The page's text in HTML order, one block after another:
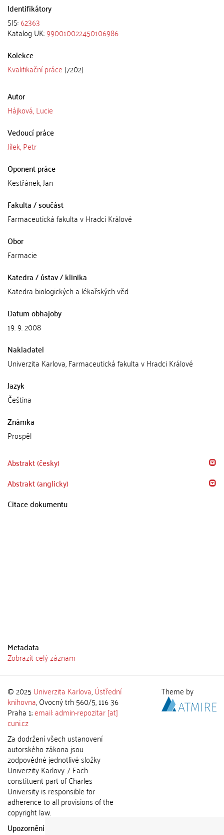
Identifikátory
SIS:62363
Katalog UK:990010022450106986
Kolekce
Kvalifikační práce [7202]
Autor
Hájková, Lucie
Vedoucí práce
Jílek, Petr
Oponent práce
Kestřánek, Jan
Fakulta / součást
Farmaceutická fakulta v Hradci Králové
Obor
Farmacie
Katedra / ústav / klinika
Katedra biologických a lékařských věd
Datum obhajoby
19. 9. 2008
Nakladatel
Univerzita Karlova, Farmaceutická fakulta v Hradci Králové
Jazyk
Čeština
Známka
Prospěl
Abstrakt (česky)
Abstrakt (anglicky)
Citace dokumentu
Metadata
Zobrazit celý záznam
© 2025 Univerzita Karlova,Ústřední
knihovna, Ovocný trh 560/5, 116 36
Praha 1;email: admin-repozitar [at]
cuni.cz
Za dodržení všech ustanovení
autorského zákona jsou
zodpovědné jednotlivé složky
Univerzity Karlovy. / Each
constituent part of Charles
University is responsible for
adherence to all provisions of the
copyright law.
Upozornění / Notice:
Theme by